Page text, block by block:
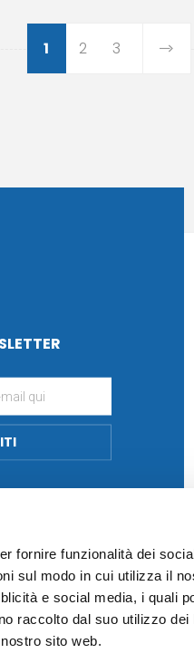
fornire funzionalità dei
sul modo in cui utilizza il
e social media, i quali
raccolto dal suo utilizzo dei
sito web.
1 2 3